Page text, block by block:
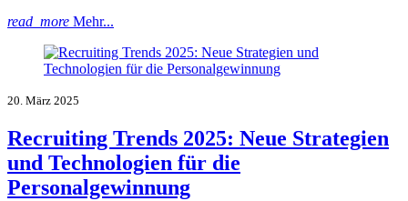
read_more Mehr...
20. März 2025
Recruiting Trends 2025: Neue Strategien
und Technologien für die
Personalgewinnung